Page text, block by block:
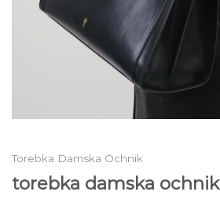
Torebka Damska Ochnik
torebka damska ochnik